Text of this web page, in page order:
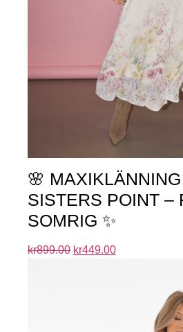
🌸
SISTERS POINT –
SOMRIG ✨
kr899.00 kr449.00